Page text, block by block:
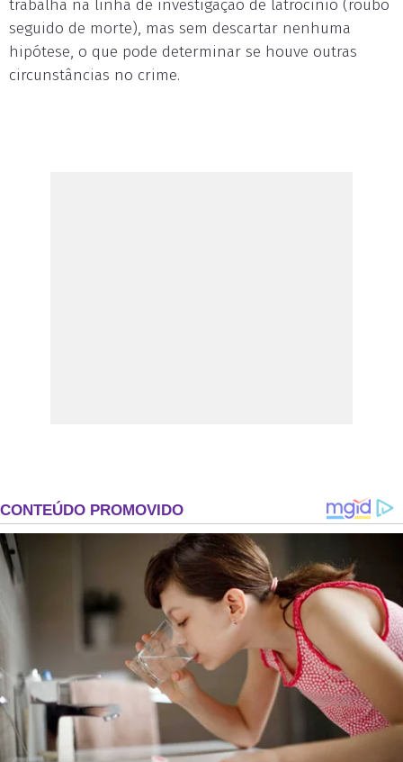
trabalha na linha de investigação de latrocínio (roubo
seguido de morte), mas sem descartar nenhuma
hipótese, o que pode determinar se houve outras
circunstâncias no crime.